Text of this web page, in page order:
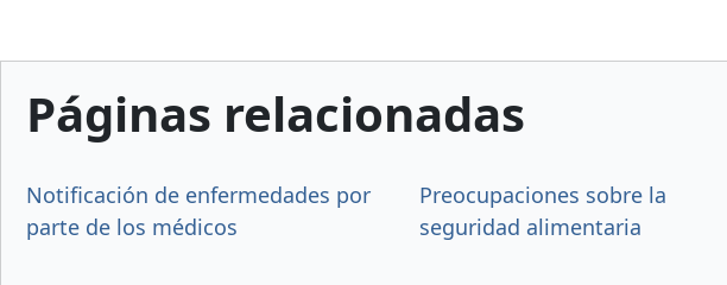
Páginas relacionadas
Notificación de enfermedades por
parte de los médicos
Preocupaciones sobre la
seguridad alimentaria